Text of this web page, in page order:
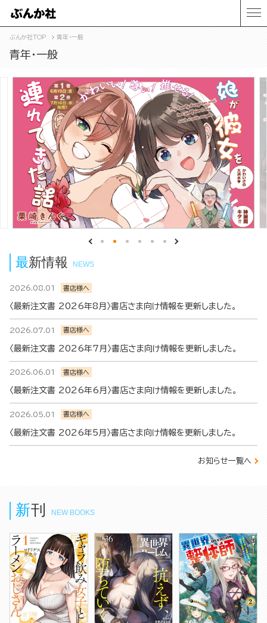
ぶんか社TOP 青年・一般
青年・一般
最新情報 NEWS
書店様へ
2026.08.01
〈最新注文書 2026年8月〉書店さま向け情報を更新しました。
書店様へ
2026.07.01
〈最新注文書 2026年7月〉書店さま向け情報を更新しました。
書店様へ
2026.06.01
〈最新注文書 2026年6月〉書店さま向け情報を更新しました。
書店様へ
2026.05.01
〈最新注文書 2026年5月〉書店さま向け情報を更新しました。
お知らせ一覧へ
新刊 NEW BOOKS